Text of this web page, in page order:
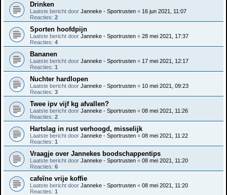
Drinken
Laatste bericht door Janneke - Sportrusten « 16 jun 2021, 11:07
Reacties: 2
Sporten hoofdpijn
Laatste bericht door Janneke - Sportrusten « 28 mei 2021, 17:37
Reacties: 4
Bananen
Laatste bericht door Janneke - Sportrusten « 17 mei 2021, 12:17
Reacties: 1
Nuchter hardlopen
Laatste bericht door Janneke - Sportrusten « 10 mei 2021, 09:23
Reacties: 3
Twee ipv vijf kg afvallen?
Laatste bericht door Janneke - Sportrusten « 08 mei 2021, 11:26
Reacties: 2
Hartslag in rust verhoogd, misselijk
Laatste bericht door Janneke - Sportrusten « 08 mei 2021, 11:22
Reacties: 1
Vraagje over Jannekes boodschappentips
Laatste bericht door Janneke - Sportrusten « 08 mei 2021, 11:20
Reacties: 6
cafeïne vrije koffie
Laatste bericht door Janneke - Sportrusten « 08 mei 2021, 11:20
Reacties: 1